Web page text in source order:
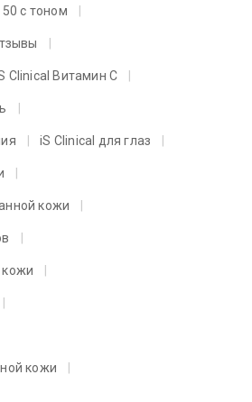
50 с тоном
Clinical Витамин C
iS Clinical для глаз
кожи
кожи
кожи